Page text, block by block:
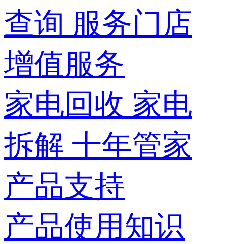
查询 服务门店
增值服务
家电回收 家电
拆解 十年管家
产品支持
产品使用知识